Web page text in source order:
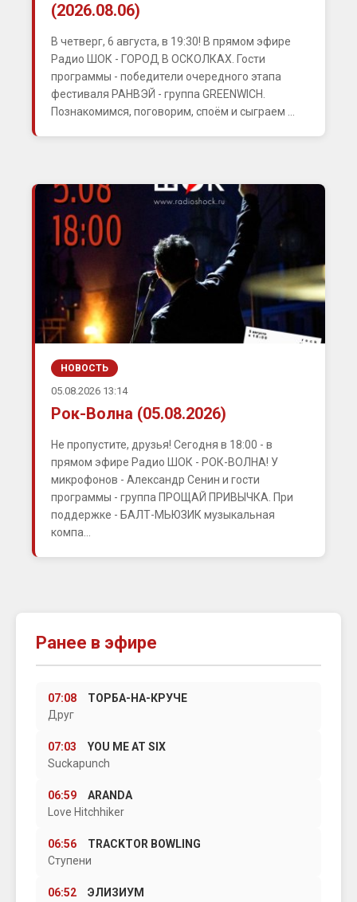
(2026.08.06)
В четверг, 6 августа, в 19:30! В прямом эфире
Радио ШОК - ГОРОД В ОСКОЛКАХ. Гости
программы - победители очередного этапа
фестиваля РАНВЭЙ - группа GREENWICH.
Познакомимся, поговорим, споём и сыграем ...
НОВОСТЬ
05.08.2026 13:14
Рок-Волна (05.08.2026)
Не пропустите, друзья! Сегодня в 18:00 - в
прямом эфире Радио ШОК - РОК-ВОЛНА! У
микрофонов - Александр Сенин и гости
программы - группа ПРОЩАЙ ПРИВЫЧКА. При
поддержке - БАЛТ-МЬЮЗИК музыкальная
компа...
Ранее в эфире
07:08
ТОРБА-НА-КРУЧЕ
Друг
07:03
YOU ME AT SIX
Suckapunch
06:59
ARANDA
Love Hitchhiker
06:56
TRACKTOR BOWLING
Ступени
06:52 ЭЛИЗИУМ